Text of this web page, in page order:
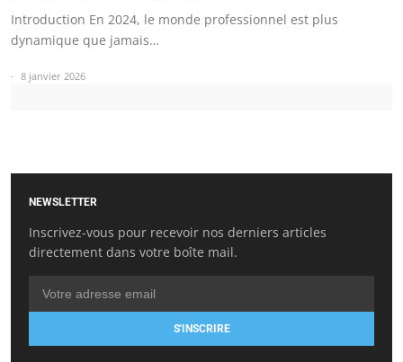
Introduction En 2024, le monde professionnel est plus
dynamique que jamais…
8 janvier 2026
NEWSLETTER
Inscrivez-vous pour recevoir nos derniers articles
directement dans votre boîte mail.
S'INSCRIRE